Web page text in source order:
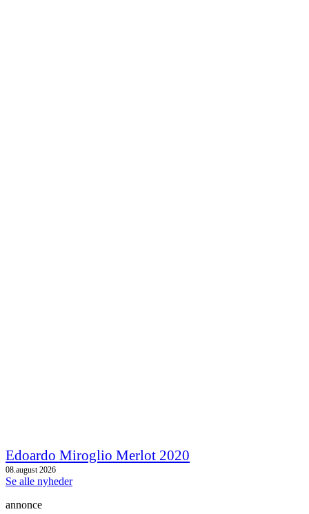
Edoardo Miroglio Merlot 2020
08.august 2026
Se alle nyheder
annonce